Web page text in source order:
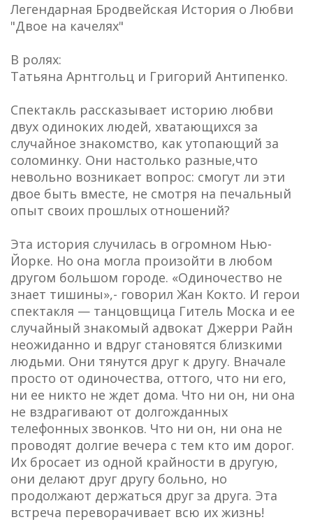
Легендарная Бродвейская История о Любви
"Двое на качелях"
В ролях:
Татьяна Арнтгольц и Григорий Антипенко.
Спектакль рассказывает историю любви
двух одиноких людей, хватающихся за
случайное знакомство, как утопающий за
соломинку. Они настолько разные,что
невольно возникает вопрос: смогут ли эти
двое быть вместе, не смотря на печальный
опыт своих прошлых отношений?
Эта история случилась в огромном Нью-
Йорке. Но она могла произойти в любом
другом большом городе. «Одиночество не
знает тишины»,- говорил Жан Кокто. И герои
спектакля — танцовщица Гитель Моска и ее
случайный знакомый адвокат Джерри Райн
неожиданно и вдруг становятся близкими
людьми. Они тянутся друг к другу. Вначале
просто от одиночества, оттого, что ни его,
ни ее никто не ждет дома. Что ни он, ни она
не вздрагивают от долгожданных
телефонных звонков. Что ни он, ни она не
проводят долгие вечера с тем кто им дорог.
Их бросает из одной крайности в другую,
они делают друг другу больно, но
продолжают держаться друг за друга. Эта
встреча переворачивает всю их жизнь!